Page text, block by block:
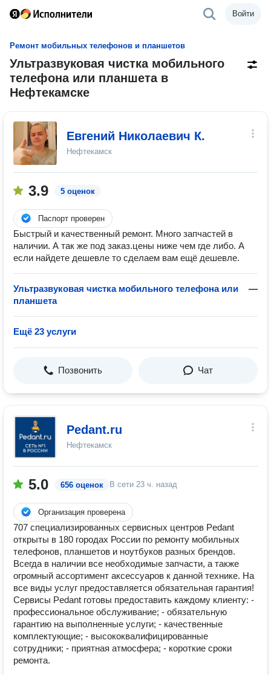
Войти
Ремонт мобильных телефонов и планшетов
Ультразвуковая чистка мобильного
телефона или планшета в
Нефтекамске
Евгений Николаевич К.
Нефтекамск
3.9 5 оценок
Паспорт проверен
Быстрый и качественный ремонт. Много запчастей в
наличии. А так же под заказ.цены ниже чем где либо. А
если найдете дешевле то сделаем вам ещё дешевле.
Ультразвуковая чистка мобильного телефона или
планшета
—
Ещё 23 услуги
Позвонить Чат
Pedant.ru
Нефтекамск
5.0 656 оценок В сети 23 ч. назад
Организация проверена
707 специализированных сервисных центров Pedant
открыты в 180 городах России по ремонту мобильных
телефонов, планшетов и ноутбуков разных брендов.
Всегда в наличии все необходимые запчасти, а также
огромный ассортимент аксессуаров к данной технике. На
все виды услуг предоставляется обязательная гарантия!
Сервисы Pedant готовы предоставить каждому клиенту: -
профессиональное обслуживание; - обязательную
гарантию на выполненные услуги; - качественные
комплектующие; - высококвалифицированные
сотрудники; - приятная атмосфера; - короткие сроки
ремонта.